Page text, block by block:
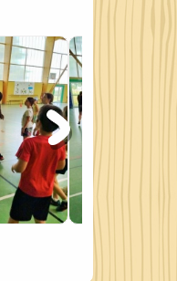
de se
rendez-